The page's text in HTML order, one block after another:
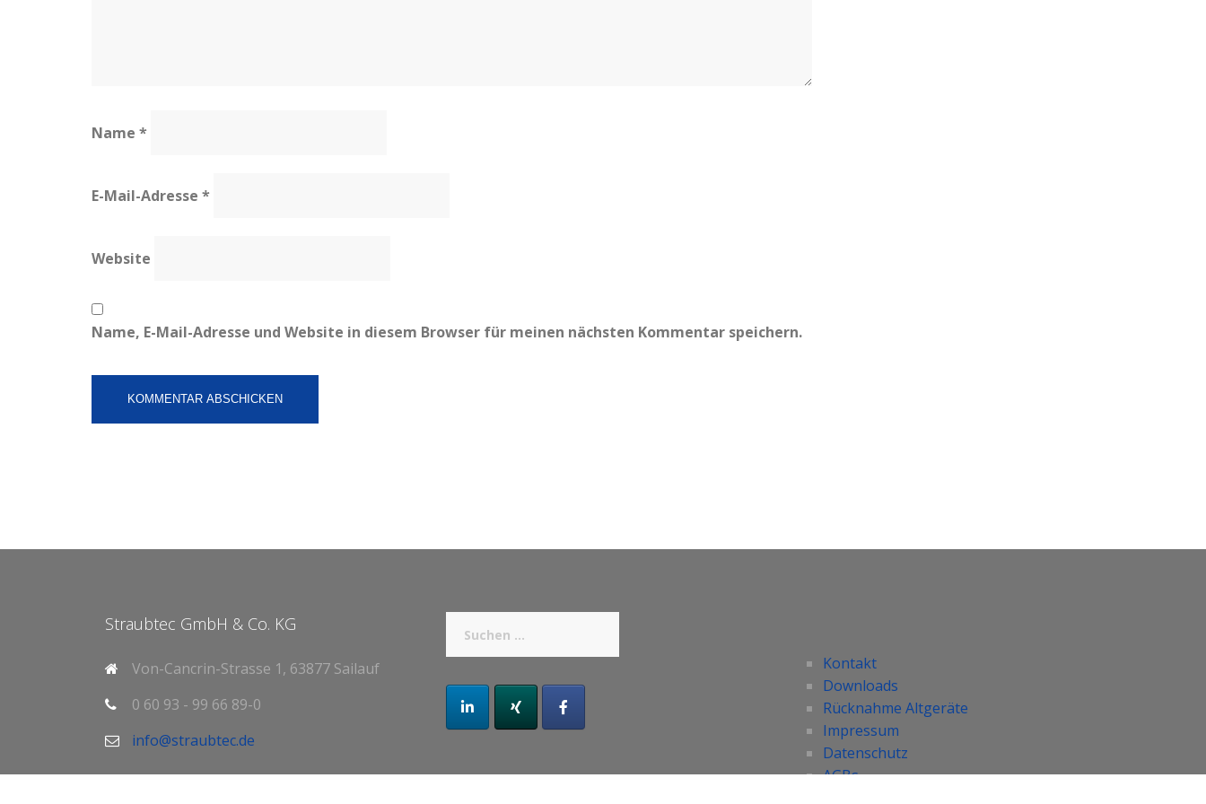
Name *
E-Mail-Adresse *
Website
Name, E-Mail-Adresse und Website in diesem Browser für meinen nächsten Kommentar speichern.
Straubtec GmbH & Co. KG
Von-Cancrin-Strasse 1, 63877 Sailauf
0 60 93 - 99 66 89-0
info@straubtec.de
nach:
Kontakt
Downloads
Rücknahme Altgeräte
Impressum
Datenschutz
AGBs